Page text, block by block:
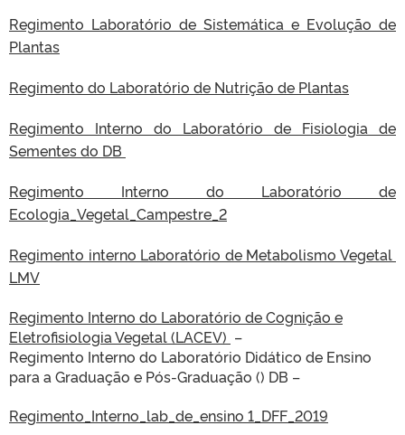
Regimento Laboratório de Sistemática e Evolução de
Plantas
Regimento do Laboratório de Nutrição de Plantas
Regimento Interno do Laboratório de Fisiologia de
Sementes do DB
Regimento Interno do Laboratório de
Ecologia_Vegetal_Campestre_2
Regimento interno Laboratório de Metabolismo Vegetal
LMV
Regimento Interno do Laboratório de Cognição e
Eletrofisiologia Vegetal (LACEV) –
Regimento Interno do Laboratório Didático de Ensino
para a Graduação e Pós-Graduação () DB –
Regimento_Interno_lab_de_ensino 1_DFF_2019